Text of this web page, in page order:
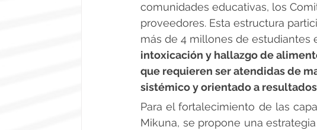
comunidades educativas, los
proveedores. Esta estructura
más de 4 millones de estudiantes
intoxicación y hallazgo de
que requieren ser atendidas de
sistémico y orientado a
Para el fortalecimiento de las
Mikuna, se propone una